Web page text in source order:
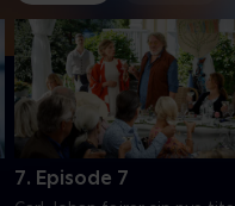
7. Episode 7